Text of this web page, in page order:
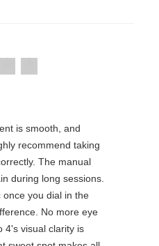
is smooth, and
recommend taking
The manual
during long sessions.
you dial in the
No more eye
4's visual clarity is